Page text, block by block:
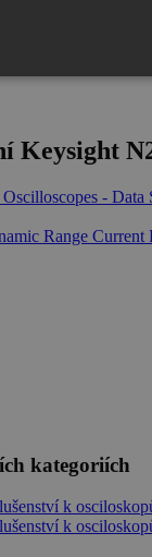
HD Infiniium
current
Keysight
- Data
Range Current
kategoriích
k
k